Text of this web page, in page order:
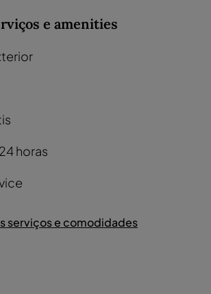
e amenities
horas
serviços e comodidades